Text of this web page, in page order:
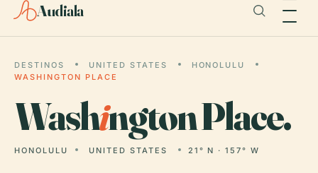
Audiala
DESTINOS UNITED STATES
HONOLULU
WASHINGTON PLACE
Washington Place.
HONOLULU UNITED STATES 21° N · 157° W